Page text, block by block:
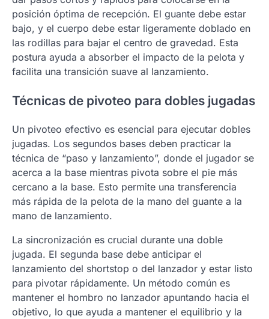
posición óptima de recepción. El guante debe estar
bajo, y el cuerpo debe estar ligeramente doblado en
las rodillas para bajar el centro de gravedad. Esta
postura ayuda a absorber el impacto de la pelota y
facilita una transición suave al lanzamiento.
Técnicas de pivoteo para dobles jugadas
Un pivoteo efectivo es esencial para ejecutar dobles
jugadas. Los segundos bases deben practicar la
técnica de “paso y lanzamiento”, donde el jugador se
acerca a la base mientras pivota sobre el pie más
cercano a la base. Esto permite una transferencia
más rápida de la pelota de la mano del guante a la
mano de lanzamiento.
La sincronización es crucial durante una doble
jugada. El segunda base debe anticipar el
lanzamiento del shortstop o del lanzador y estar listo
para pivotar rápidamente. Un método común es
mantener el hombro no lanzador apuntando hacia el
objetivo, lo que ayuda a mantener el equilibrio y la